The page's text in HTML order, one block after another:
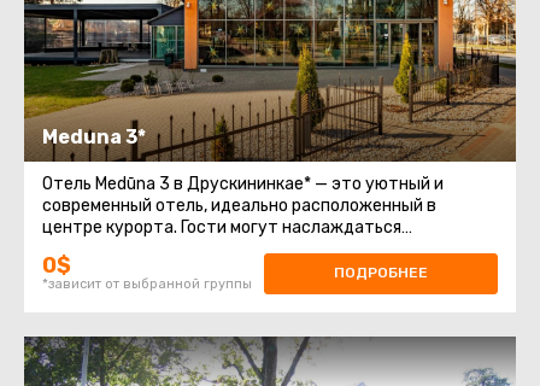
Мeduna 3*
Отель Medūna 3 в Друскининкае* — это уютный и
современный отель, идеально расположенный в
центре курорта. Гости могут наслаждаться
комфортными номерами с кондиционером
0$
*зависит от выбранной группы
ПОДРОБНЕЕ